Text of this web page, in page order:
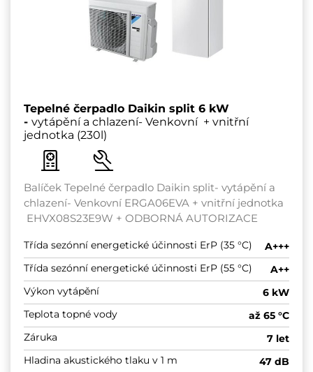
Tepelné čerpadlo Daikin split 6 kW
-vytápění a chlazení- Venkovní + vnitřní
jednotka (230l)
Balíček Tepelné čerpadlo Daikin split- vytápění a
chlazení- Venkovní ERGA06EVA + vnitřní jednotka
EHVX08S23E9W + ODBORNÁ AUTORIZACE
Třída sezónní energetické účinnosti ErP (35 °C)
A+++
Třída sezónní energetické účinnosti ErP (55 °C)
A++
Výkon vytápění
6 kW
Teplota topné vody
až 65 °C
Záruka
7 let
Hladina akustického tlaku v 1 m
47 dB